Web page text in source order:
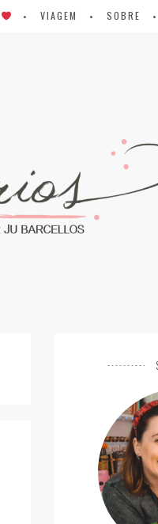
VIAGEM SOBRE